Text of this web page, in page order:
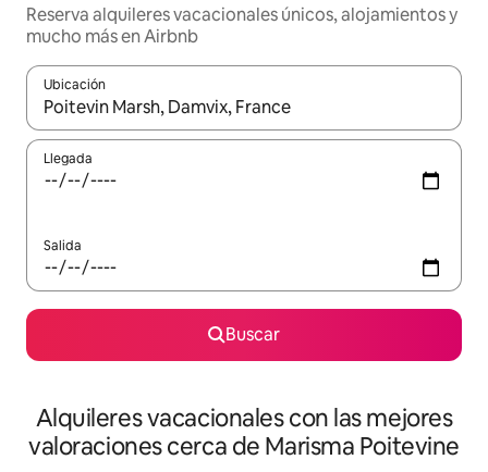
Reserva alquileres vacacionales únicos, alojamientos y
mucho más en Airbnb
Ubicación
Cuando los resultados estén disponibles, navega con las
Llegada
Salida
Buscar
Alquileres vacacionales con las mejores
valoraciones cerca de Marisma Poitevine